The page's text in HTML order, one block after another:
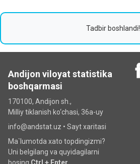
Tadbir boshlandi!
Andijon viloyat statistika
boshqarmasi
170100, Andijon sh.,
Milliy tiklanish ko‘chаsi, 36a-uy
info@andstat.uz • Sayt xaritasi
Ma`lumotda xato topdingizmi?
Uni belgilang va quyidagilarni